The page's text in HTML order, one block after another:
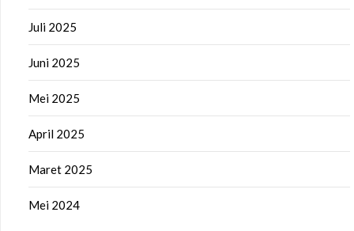
Juli 2025
Juni 2025
Mei 2025
April 2025
Maret 2025
Mei 2024